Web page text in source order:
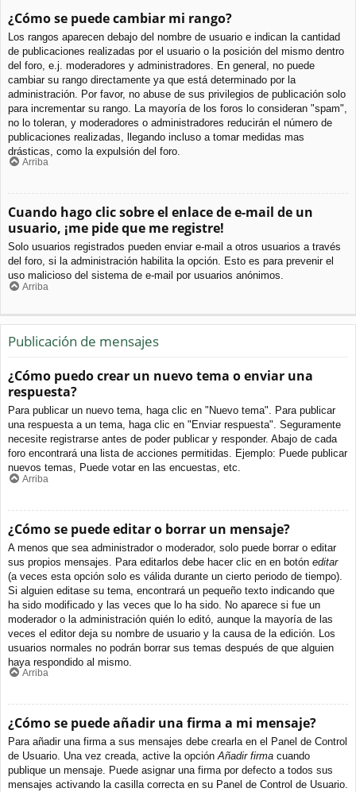
¿Cómo se puede cambiar mi rango?
Los rangos aparecen debajo del nombre de usuario e indican la cantidad
de publicaciones realizadas por el usuario o la posición del mismo dentro
del foro, e.j. moderadores y administradores. En general, no puede
cambiar su rango directamente ya que está determinado por la
administración. Por favor, no abuse de sus privilegios de publicación solo
para incrementar su rango. La mayoría de los foros lo consideran "spam",
no lo toleran, y moderadores o administradores reducirán el número de
publicaciones realizadas, llegando incluso a tomar medidas mas
drásticas, como la expulsión del foro.
Arriba
Cuando hago clic sobre el enlace de e-mail de un
usuario, ¡me pide que me registre!
Solo usuarios registrados pueden enviar e-mail a otros usuarios a través
del foro, si la administración habilita la opción. Esto es para prevenir el
uso malicioso del sistema de e-mail por usuarios anónimos.
Arriba
Publicación de mensajes
¿Cómo puedo crear un nuevo tema o enviar una
respuesta?
Para publicar un nuevo tema, haga clic en "Nuevo tema". Para publicar
una respuesta a un tema, haga clic en "Enviar respuesta". Seguramente
necesite registrarse antes de poder publicar y responder. Abajo de cada
foro encontrará una lista de acciones permitidas. Ejemplo: Puede publicar
nuevos temas, Puede votar en las encuestas, etc.
Arriba
¿Cómo se puede editar o borrar un mensaje?
A menos que sea administrador o moderador, solo puede borrar o editar
sus propios mensajes. Para editarlos debe hacer clic en en botón editar
(a veces esta opción solo es válida durante un cierto periodo de tiempo).
Si alguien editase su tema, encontrará un pequeño texto indicando que
ha sido modificado y las veces que lo ha sido. No aparece si fue un
moderador o la administración quién lo editó, aunque la mayoría de las
veces el editor deja su nombre de usuario y la causa de la edición. Los
usuarios normales no podrán borrar sus temas después de que alguien
haya respondido al mismo.
Arriba
¿Cómo se puede añadir una firma a mi mensaje?
Para añadir una firma a sus mensajes debe crearla en el Panel de Control
de Usuario. Una vez creada, active la opciónAñadir firma cuando
publique un mensaje. Puede asignar una firma por defecto a todos sus
mensajes activando la casilla correcta en su Panel de Control de Usuario.